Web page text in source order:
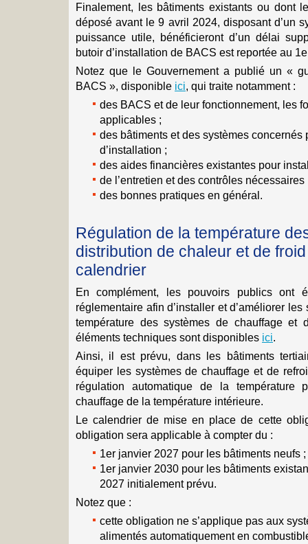
Finalement, les bâtiments existants ou dont
déposé avant le 9 avril 2024, disposant d’un
puissance utile, bénéficieront d’un délai
butoir d’installation de BACS est reportée au
Notez que le Gouvernement a publié un «
BACS », disponible ici, qui traite notamment :
des BACS et de leur fonctionnement, les
applicables ;
des bâtiments et des systèmes concernés
d’installation ;
des aides financières existantes pour
de l’entretien et des contrôles nécessaires
des bonnes pratiques en général.
Régulation de la température
distribution de chaleur et de
calendrier
En complément, les pouvoirs publics ont
réglementaire afin d’installer et d’améliorer
température des systèmes de chauffage et
éléments techniques sont disponibles ici.
Ainsi, il est prévu, dans les bâtiments
équiper les systèmes de chauffage et de
régulation automatique de la
chauffage de la température intérieure.
Le calendrier de mise en place de cette
obligation sera applicable à compter du :
1er janvier 2027 pour les bâtiments neufs ;
1er janvier 2030 pour les bâtiments
2027 initialement prévu.
Notez que :
cette obligation ne s’applique pas aux
alimentés automatiquement en